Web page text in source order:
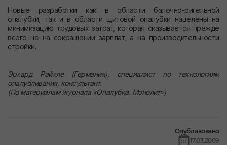
Новые разработки как в области балочно-ригельной
опалубки, так и в области щитовой опалубки нацелены на
минимизацию трудовых затрат, которая сказывается прежде
всего не на сокращении зарплат, а на производительности
стройки.
Эрхард Райхле (Германия), специалист по технологиям
опалубливания, консультант.
(По материалам журнала «Опалубка. Монолит»)
Опубликовано
17.03.2009